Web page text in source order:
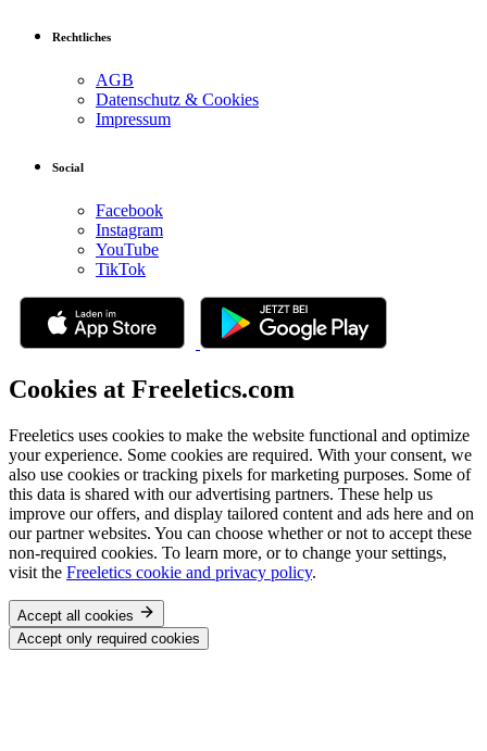
Rechtliches
AGB
Datenschutz & Cookies
Impressum
Social
Facebook
Instagram
YouTube
TikTok
Cookies at Freeletics.com
Freeletics uses cookies to make the website functional and optimize
your experience. Some cookies are required. With your consent, we
also use cookies or tracking pixels for marketing purposes. Some of
this data is shared with our advertising partners. These help us
improve our offers, and display tailored content and ads here and on
our partner websites. You can choose whether or not to accept these
non-required cookies. To learn more, or to change your settings,
visit the Freeletics cookie and privacy policy.
Accept all cookies
Accept only required cookies